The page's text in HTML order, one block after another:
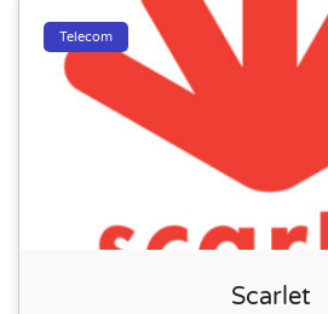
Telecom
Scarlet